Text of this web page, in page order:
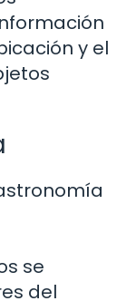
y el
se
del